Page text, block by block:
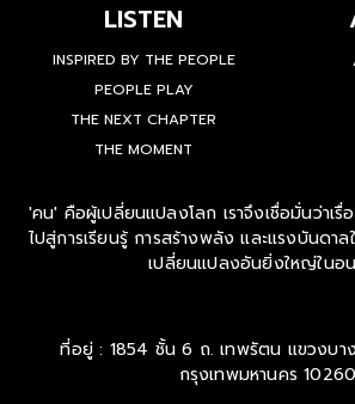
LISTEN
INSPIRED BY THE PEOPLE
PEOPLE PLAY
THE NEXT CHAPTER
THE MOMENT
'คน' คือผู้เปลี่ยนแปลงโลก เราจึงเชื่อมั่นว่าเ
ไปสู่การเรียนรู้ การสร้างพลัง และแรงบันดา
เปลี่ยนแปลงอันยิ่งใหญ่ในอ
ที่อยู่ : 1854 ชั้น 6 ถ. เทพรัตน แขวงบา
กรุงเทพมหานคร 10260